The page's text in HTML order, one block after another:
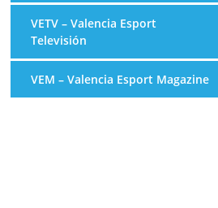
VETV – Valencia Esport
Televisión
VEM – Valencia Esport Magazine